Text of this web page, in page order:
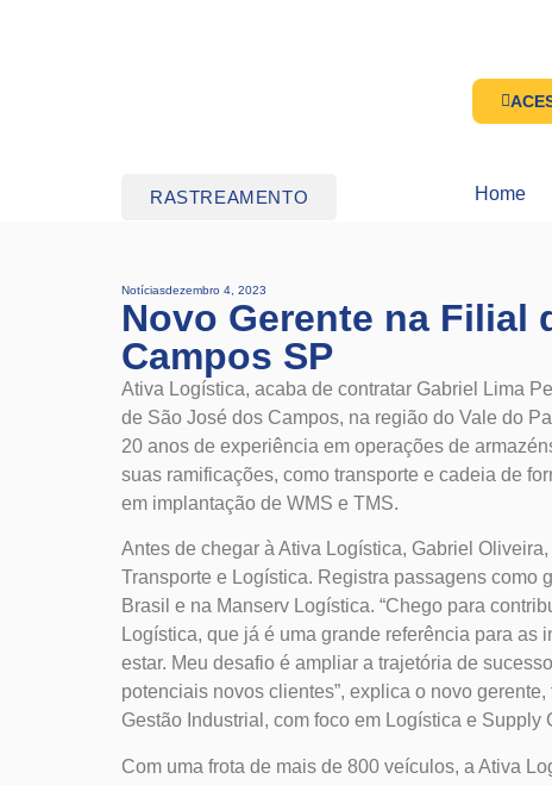
RASTREAMENTO Home
Notíciasdezembro 4, 2023
Novo Gerente na Filial
Campos SP
Ativa Logística, acaba de contratar Gabriel Lima
de São José dos Campos, na região do Vale do
20 anos de experiência em operações de
suas ramificações, como transporte e cadeia de
em implantação de WMS e TMS.
Antes de chegar à Ativa Logística, Gabriel
Transporte e Logística. Registra passagens como
Brasil e na Manserv Logística. “Chego para
Logística, que já é uma grande referência para
estar. Meu desafio é ampliar a trajetória de
potenciais novos clientes”, explica o novo
Gestão Industrial, com foco em Logística e Supply
Com uma frota de mais de 800 veículos, a Ativa